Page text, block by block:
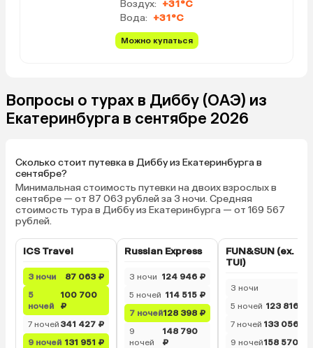
Воздух: +31°C
Вода: +31°C
Можно купаться
Вопросы о турах в Диббу (ОАЭ) из
Екатеринбурга в сентябре 2026
Сколько стоит путевка в Диббу из Екатеринбурга в
сентябре?
Минимальная стоимость путевки на двоих взрослых в
сентябре — от 87 063 рублей за 3 ночи. Средняя
стоимость тура в Диббу из Екатеринбурга — от 169 567
рублей.
ICS Travel
3 ночи
87 063 ₽
5
ночей
100 700
₽
7 ночей 341 427 ₽
9 ночей 131 951 ₽
Russian Express
3 ночи 124 946 ₽
5 ночей 114 515 ₽
7 ночей128 398 ₽
9
ночей
148 790
₽
FUN&SUN (ex.
TUI)
3 ночи
5 ночей 123 816 ₽
7 ночей 133 056 ₽
9 ночей158 570 ₽